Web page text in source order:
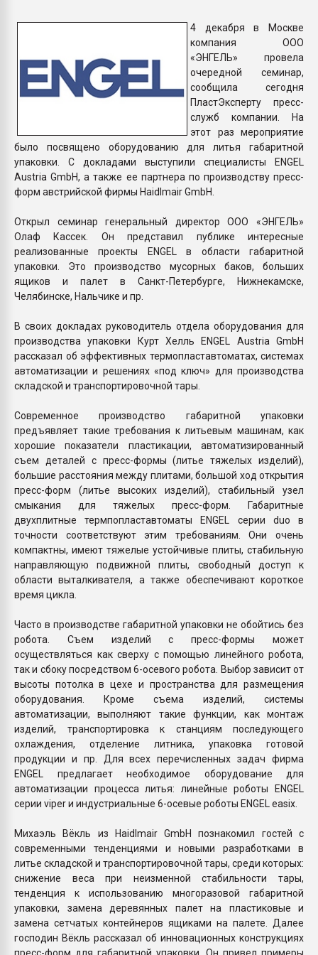
ПЕРЕЙТИ НА
4 декабря в Москве
компания ООО
«ЭНГЕЛЬ» провела
очередной семинар,
сообщила сегодня
ПластЭксперту пресс-
служб компании. На
этот раз мероприятие
было посвящено оборудованию для литья габаритной
упаковки. С докладами выступили специалисты ENGEL
Austria GmbH, а также ее партнера по производству пресс-
форм австрийской фирмы Haidlmair GmbH.
Открыл семинар генеральный директор ООО «ЭНГЕЛЬ»
Олаф Кассек. Он представил публике интересные
реализованные проекты ENGEL в области габаритной
упаковки. Это производство мусорных баков, больших
ящиков и палет в Санкт-Петербурге, Нижнекамске,
Челябинске, Нальчике и пр.
В своих докладах руководитель отдела оборудования для
производства упаковки Курт Хелль ENGEL Austria GmbH
рассказал об эффективных термопластавтоматах, системах
автоматизации и решениях «под ключ» для производства
складской и транспортировочной тары.
Современное производство габаритной упаковки
предъявляет такие требования к литьевым машинам, как
хорошие показатели пластикации, автоматизированный
съем деталей с пресс-формы (литье тяжелых изделий),
большие расстояния между плитами, большой ход открытия
пресс-форм (литье высоких изделий), стабильный узел
смыкания для тяжелых пресс-форм. Габаритные
двухплитные термпопластавтоматы ENGEL серии duo в
точности соответствуют этим требованиям. Они очень
компактны, имеют тяжелые устойчивые плиты, стабильную
направляющую подвижной плиты, свободный доступ к
области выталкивателя, а также обеспечивают короткое
время цикла.
Часто в производстве габаритной упаковки не обойтись без
робота. Съем изделий с пресс-формы может
осуществляться как сверху с помощью линейного робота,
так и сбоку посредством 6-осевого робота. Выбор зависит от
высоты потолка в цехе и пространства для размещения
оборудования. Кроме съема изделий, системы
автоматизации, выполняют такие функции, как монтаж
изделий, транспортировка к станциям последующего
охлаждения, отделение литника, упаковка готовой
продукции и пр. Для всех перечисленных задач фирма
ENGEL предлагает необходимое оборудование для
автоматизации процесса литья: линейные роботы ENGEL
серии viper и индустриальные 6-осевые роботы ENGEL easix.
Михаэль Вёкль из Haidlmair GmbH познакомил гостей с
современными тенденциями и новыми разработками в
литье складской и транспортировочной тары, среди которых:
снижение веса при неизменной стабильности тары,
тенденция к использованию многоразовой габаритной
упаковки, замена деревянных палет на пластиковые и
замена сетчатых контейнеров ящиками на палете. Далее
господин Вёкль рассказал об инновационных конструкциях
пресс-форм для габаритной упаковки. Он привел примеры